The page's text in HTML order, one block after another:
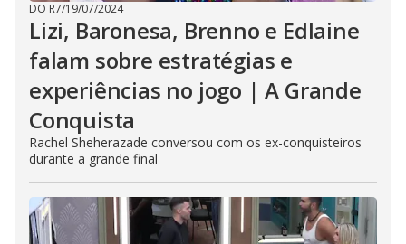
DO R7/19/07/2024
Lizi, Baronesa, Brenno e Edlaine
falam sobre estratégias e
experiências no jogo | A Grande
Conquista
Rachel Sheherazade conversou com os ex-conquisteiros
durante a grande final